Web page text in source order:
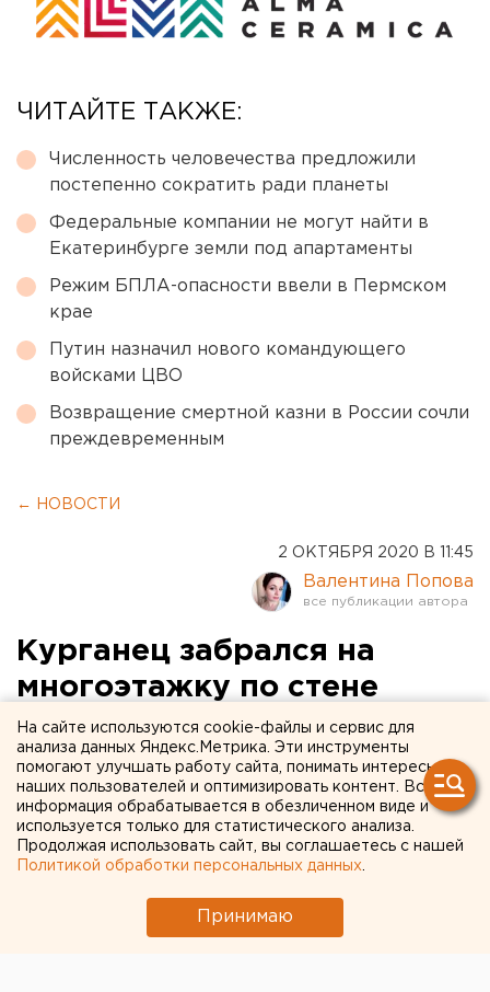
ЧИТАЙТЕ ТАКЖЕ:
Численность человечества предложили
постепенно сократить ради планеты
Федеральные компании не могут найти в
Екатеринбурге земли под апартаменты
Режим БПЛА-опасности ввели в Пермском
крае
Путин назначил нового командующего
войсками ЦВО
Возвращение смертной казни в России сочли
преждевременным
← НОВОСТИ
2 ОКТЯБРЯ 2020 В 11:45
Валентина Попова
Курганец забрался на
многоэтажку по стене
(ФОТО)
На сайте используются cookie-файлы и сервис для
анализа данных Яндекс.Метрика. Эти инструменты
помогают улучшать работу сайта, понимать интересы
наших пользователей и оптимизировать контент. Вся
информация обрабатывается в обезличенном виде и
используется только для статистического анализа.
Продолжая использовать сайт, вы соглашаетесь с нашей
Политикой обработки персональных данных
Принимаю